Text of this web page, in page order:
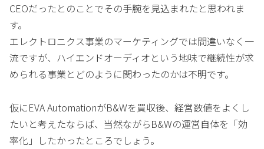
CEOだったとのことでその手腕を見込まれたと思われま
す。
エレクトロニクス事業のマーケティングでは間違いなく一
流ですが、ハイエンドオーディオという地味で継続性が求
められる事業とどのように関わったのかは不明です。
仮にEVA AutomationがB&Wを買収後、経営数値をよくし
たいと考えたならば、当然ながらB&Wの運営自体を「効
率化」したかったところでしょう。